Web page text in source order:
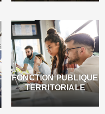
FONCTION PUBLIQUE
TERRITORIALE